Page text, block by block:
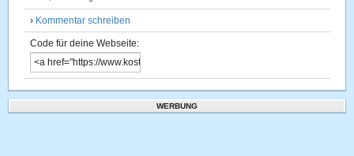
› Kommentar schreiben
Code für deine Webseite:
WERBUNG